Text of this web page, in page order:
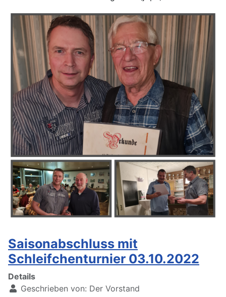
Saisonabschluss mit
Schleifchenturnier 03.10.2022
Details
Geschrieben von: Der Vorstand